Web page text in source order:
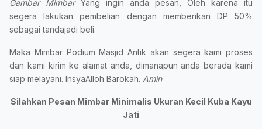
Gambar MimbarYang ingin anda pesan, Oleh karena itu
segera lakukan pembelian dengan memberikan DP 50%
sebagai tandajadi beli.
Maka Mimbar Podium Masjid Antik akan segera kami proses
dan kami kirim ke alamat anda, dimanapun anda berada kami
siap melayani. InsyaAlloh Barokah. Amin
Silahkan Pesan Mimbar Minimalis Ukuran Kecil Kuba Kayu
Jati